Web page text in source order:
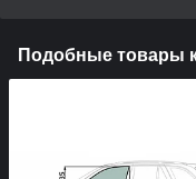
Подобные товары